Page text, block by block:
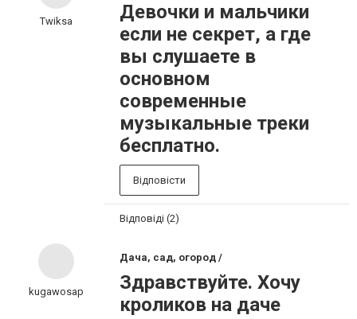
Twiksa
Девочки и мальчики
если не секрет, а где
вы слушаете в
основном
современные
музыкальные треки
бесплатно.
Відповісти
Відповіді (2)
kugawosap
Дача, сад, огород /
Здравствуйте. Хочу
кроликов на даче